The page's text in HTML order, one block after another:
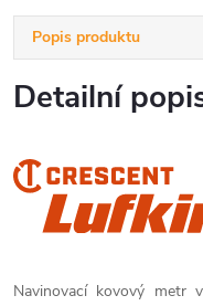
Popis produktu
Detailní
Navinovací kovový